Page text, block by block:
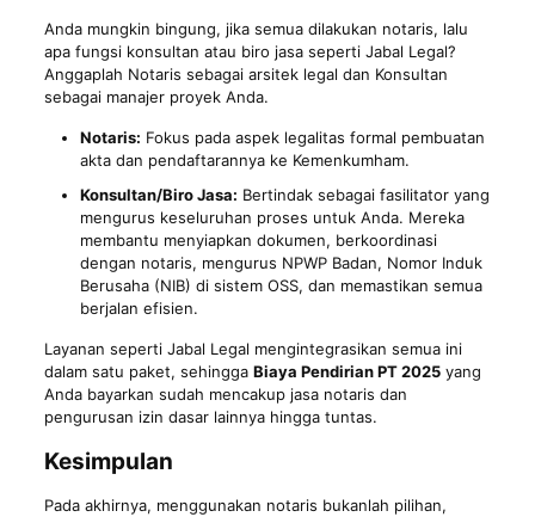
Anda mungkin bingung, jika semua dilakukan notaris, lalu
apa fungsi konsultan atau biro jasa seperti Jabal Legal?
Anggaplah Notaris sebagai arsitek legal dan Konsultan
sebagai manajer proyek Anda.
Notaris: Fokus pada aspek legalitas formal pembuatan
akta dan pendaftarannya ke Kemenkumham.
Konsultan/Biro Jasa: Bertindak sebagai fasilitator yang
mengurus keseluruhan proses untuk Anda. Mereka
membantu menyiapkan dokumen, berkoordinasi
dengan notaris, mengurus NPWP Badan, Nomor Induk
Berusaha (NIB) di sistem OSS, dan memastikan semua
berjalan efisien.
Layanan seperti Jabal Legal mengintegrasikan semua ini
dalam satu paket, sehingga Biaya Pendirian PT 2025yang
Anda bayarkan sudah mencakup jasa notaris dan
pengurusan izin dasar lainnya hingga tuntas.
Kesimpulan
Pada akhirnya, menggunakan notaris bukanlah pilihan,